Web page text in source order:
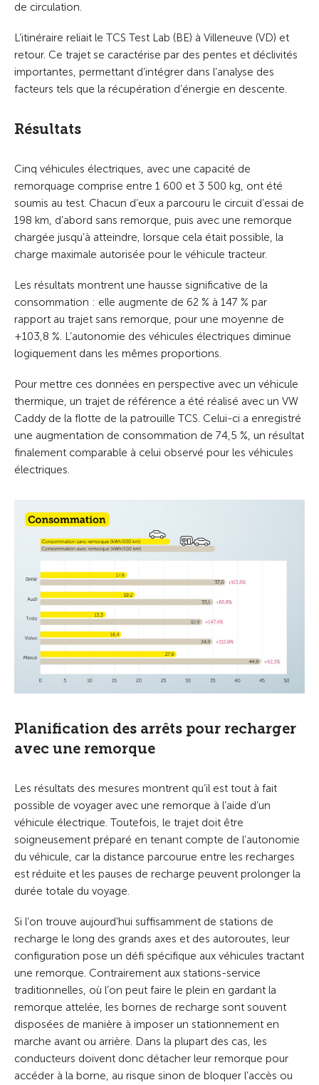
de circulation.
L’itinéraire reliait le TCS Test Lab (BE) à Villeneuve (VD) et
retour. Ce trajet se caractérise par des pentes et déclivités
importantes, permettant d’intégrer dans l’analyse des
facteurs tels que la récupération d’énergie en descente.
Résultats
Cinq véhicules électriques, avec une capacité de
remorquage comprise entre 1 600 et 3 500 kg, ont été
soumis au test. Chacun d’eux a parcouru le circuit d’essai de
198 km, d’abord sans remorque, puis avec une remorque
chargée jusqu’à atteindre, lorsque cela était possible, la
charge maximale autorisée pour le véhicule tracteur.
Les résultats montrent une hausse significative de la
consommation : elle augmente de 62 % à 147 % par
rapport au trajet sans remorque, pour une moyenne de
+103,8 %. L’autonomie des véhicules électriques diminue
logiquement dans les mêmes proportions.
Pour mettre ces données en perspective avec un véhicule
thermique, un trajet de référence a été réalisé avec un VW
Caddy de la flotte de la patrouille TCS. Celui-ci a enregistré
une augmentation de consommation de 74,5 %, un résultat
finalement comparable à celui observé pour les véhicules
électriques.
Planification des arrêts pour recharger
avec une remorque
Les résultats des mesures montrent qu’il est tout à fait
possible de voyager avec une remorque à l’aide d’un
véhicule électrique. Toutefois, le trajet doit être
soigneusement préparé en tenant compte de l’autonomie
du véhicule, car la distance parcourue entre les recharges
est réduite et les pauses de recharge peuvent prolonger la
durée totale du voyage.
Si l’on trouve aujourd’hui suffisamment de stations de
recharge le long des grands axes et des autoroutes, leur
configuration pose un défi spécifique aux véhicules tractant
une remorque. Contrairement aux stations-service
traditionnelles, où l’on peut faire le plein en gardant la
remorque attelée, les bornes de recharge sont souvent
disposées de manière à imposer un stationnement en
marche avant ou arrière. Dans la plupart des cas, les
conducteurs doivent donc détacher leur remorque pour
accéder à la borne, au risque sinon de bloquer l’accès ou